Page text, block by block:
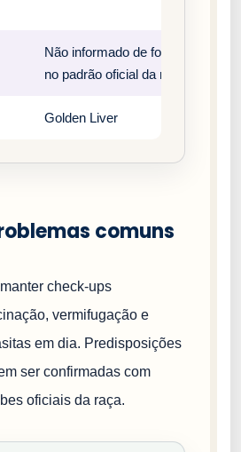
Não informado de forma
no padrão oficial da raça.
Golden Liver
comuns
check-ups
vermifugação e
em dia. Predisposições
ser confirmadas com
oficiais da raça.